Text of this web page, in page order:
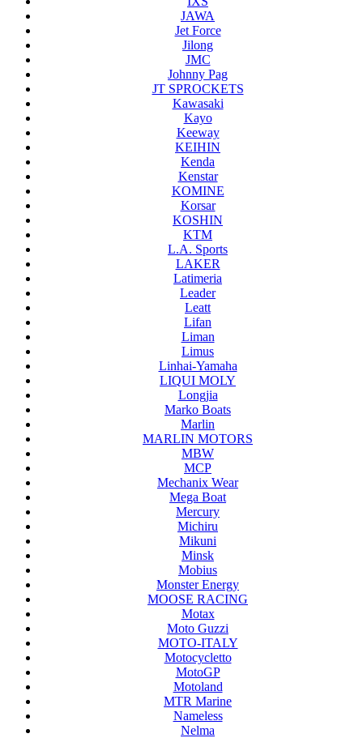
JAWA
Jet Force
Jilong
JMC
Johnny Pag
JT SPROCKETS
Kawasaki
Kayo
Keeway
KEIHIN
Kenda
Kenstar
KOMINE
Korsar
KOSHIN
KTM
L.A. Sports
LAKER
Latimeria
Leader
Leatt
Lifan
Liman
Limus
Linhai-Yamaha
LIQUI MOLY
Longjia
Marko Boats
Marlin
MARLIN MOTORS
MBW
MCP
Mechanix Wear
Mega Boat
Mercury
Michiru
Mikuni
Minsk
Mobius
Monster Energy
MOOSE RACING
Motax
Moto Guzzi
MOTO-ITALY
Motocycletto
MotoGP
Motoland
MTR Marine
Nameless
Nelma